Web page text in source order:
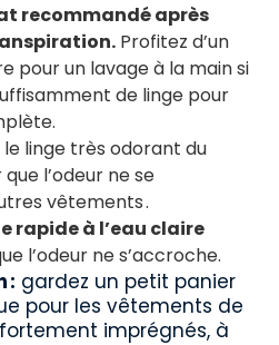
recommandé après
Profitez d’un
pour un lavage à la main si
de linge pour
linge très odorant du
l’odeur ne se
vêtements .
rapide à l’eau claire
l’odeur ne s’accroche.
: gardez un petit panier
pour les vêtements de
imprégnés, à